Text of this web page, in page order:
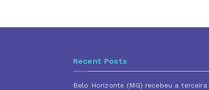
Recent Posts
Belo Horizonte (MG) recebeu a terceira